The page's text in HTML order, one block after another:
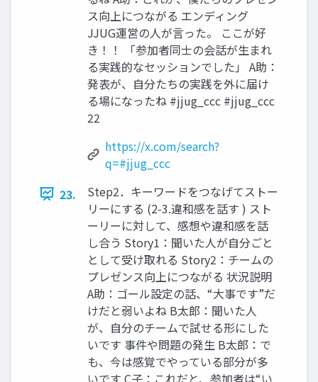
ス向上につながる エンディング
JJUG運営の人が言った。 ここが好
き！！ 「参加者同士の会話が生まれ
る実践的なセッションでした」 A助：
発表が、自分たちの実践を外に届け
る場になったね #jjug_ccc #jjug_ccc
22
https://x.com/search?
q=#jjug_ccc
23.
Step2．キーワードをつなげてストー
リーにする (2-3.違和感を話す ) スト
ーリーに対して、感想や違和感を話
し合う Story1：聞いた人が自分ごと
として受け取れる Story2：チームの
プレゼンス向上につながる 状況説明
A助：ゴール設定の話、“大事です”だ
けだと弱いよね B太郎：聞いた人
が、自分のチームで試せる形にした
いです 事件や問題の発生 B太郎：で
も、今は感覚でやっている部分が多
いです C子：これだと、参加者は“い